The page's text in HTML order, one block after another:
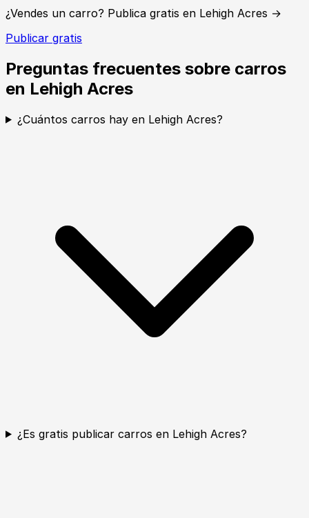
¿Vendes un carro? Publica gratis en Lehigh Acres →
Publicar gratis
Preguntas frecuentes sobre carros
en Lehigh Acres
¿Cuántos carros hay en Lehigh Acres?
¿Es gratis publicar carros en Lehigh Acres?